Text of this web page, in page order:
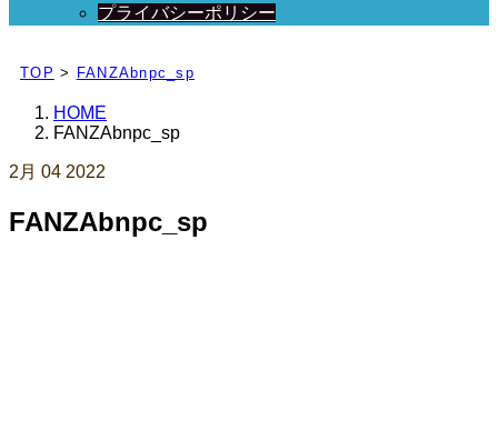
プライバシーポリシー
TOP > FANZAbnpc_sp
HOME
FANZAbnpc_sp
2月 04 2022
FANZAbnpc_sp